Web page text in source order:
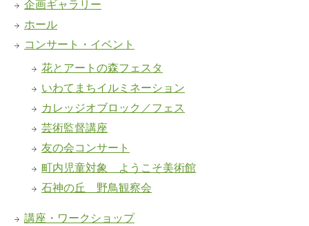
企画ギャラリー
ホール
コンサート・イベント
花とアートの森フェスタ
いわてまちイルミネーション
カレッジオブロック／フェス
芸術監督講座
友の会コンサート
町内児童対象 ようこそ美術館
石神の丘 野鳥観察会
講座・ワークショップ